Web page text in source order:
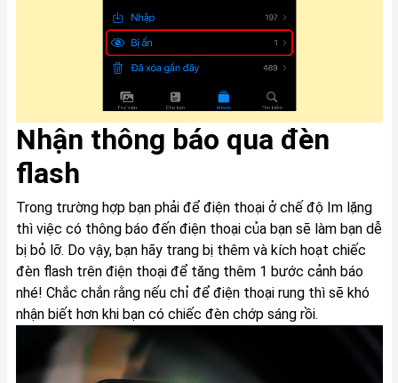
Nhận thông báo qua đèn
flash
Trong trường hợp bạn phải để điện thoại ở chế độ Im lặng
thì việc có thông báo đến điện thoại của bạn sẽ làm bạn dễ
bị bỏ lỡ. Do vậy, bạn hãy trang bị thêm và kích hoạt chiếc
đèn flash trên điện thoại để tăng thêm 1 bước cảnh báo
nhé! Chắc chắn rằng nếu chỉ để điện thoại rung thì sẽ khó
nhận biết hơn khi bạn có chiếc đèn chớp sáng rồi.